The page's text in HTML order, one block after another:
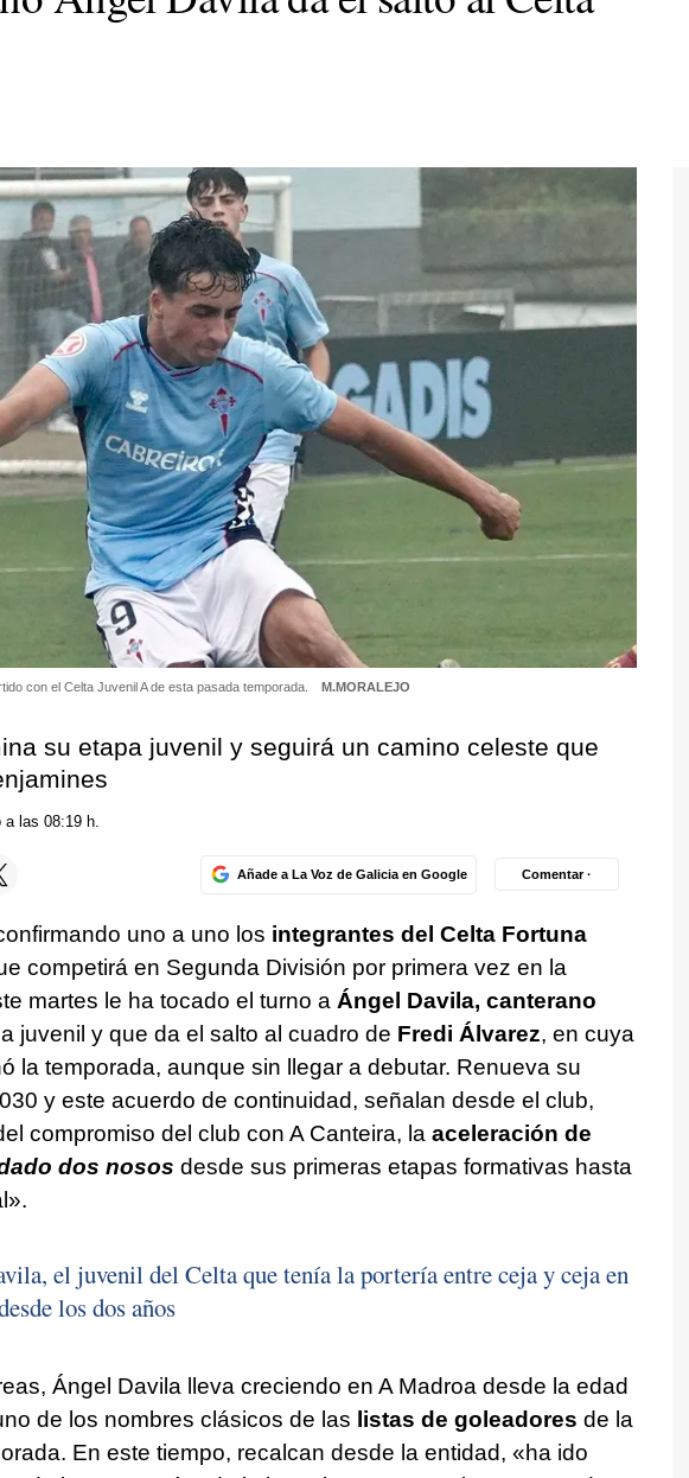
con el Celta Juvenil A de esta pasada temporada. M.MORALEJO
su etapa juvenil y seguirá un camino celeste que
las 08:19 h.
Añade a La Voz de Galicia en Google Comentar ·
uno a uno los integrantes del Celta Fortuna
competirá en Segunda División por primera vez en la
martes le ha tocado el turno a Ángel Davila, canterano
juvenil y que da el salto al cuadro de Fredi Álvarez, en cuya
la temporada, aunque sin llegar a debutar. Renueva su
y este acuerdo de continuidad, señalan desde el club,
compromiso del club con A Canteira, la aceleración de
dos nosos desde sus primeras etapas formativas hasta
el juvenil del Celta que tenía la portería entre ceja y ceja en
los dos años
Ángel Davila lleva creciendo en A Madroa desde la edad
de los nombres clásicos de las listas de goleadores de la
En este tiempo, recalcan desde la entidad, «ha ido